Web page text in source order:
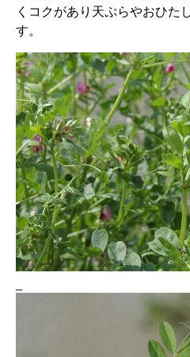
くコクがあり天ぷらやおひた
す。